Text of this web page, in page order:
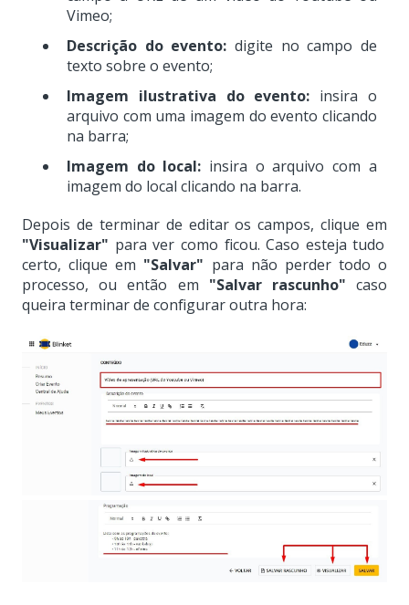
Vimeo;
Descrição do evento: digite no campo de
texto sobre o evento;
Imagem ilustrativa do evento: insira o
arquivo com uma imagem do evento clicando
na barra;
Imagem do local: insira o arquivo com a
imagem do local clicando na barra.
Depois de terminar de editar os campos, clique em
"Visualizar" para ver como ficou. Caso esteja tudo
certo, clique em "Salvar" para não perder todo o
processo, ou então em "Salvar rascunho" caso
queira terminar de configurar outra hora: